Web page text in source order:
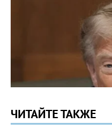
ЧИТАЙТЕ ТАКЖЕ